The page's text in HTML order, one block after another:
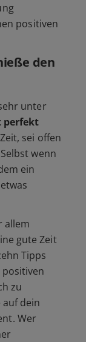
positiven
den
unter
perfekt
sei offen
wenn
ein
allem
gute Zeit
Tipps
zu
dein
Wer